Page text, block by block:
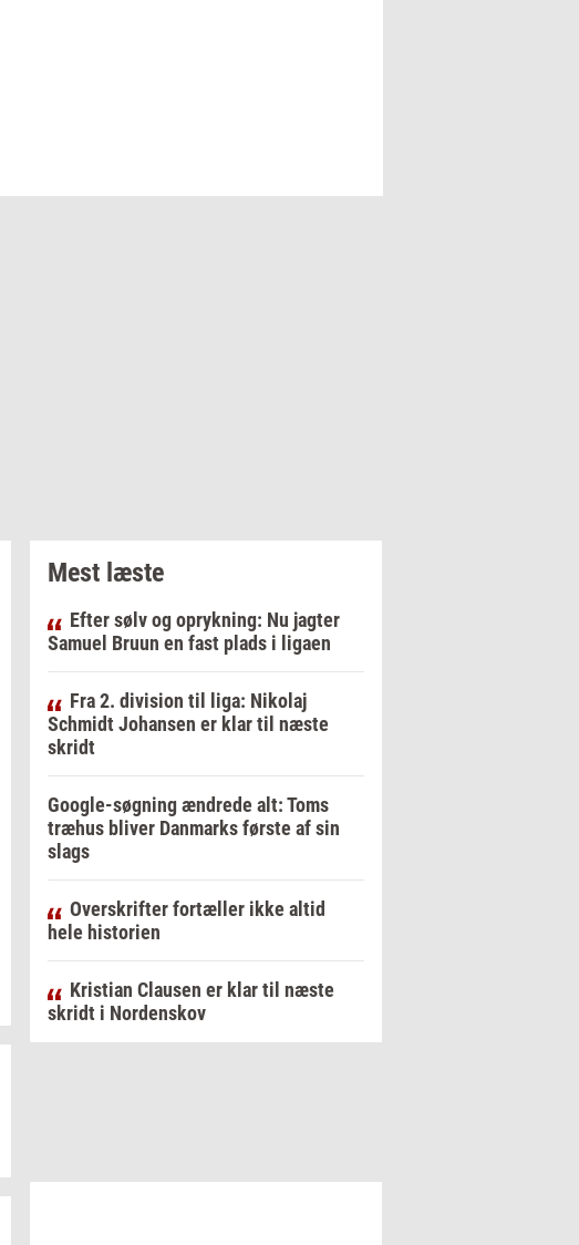
Mest læste
Efter sølv og oprykning: Nu jagter
Samuel Bruun en fast plads i ligaen
Fra 2. division til liga: Nikolaj
Schmidt Johansen er klar til næste
skridt
Google-søgning ændrede alt: Toms
træhus bliver Danmarks første af sin
slags
Overskrifter fortæller ikke altid
hele historien
Kristian Clausen er klar til næste
skridt i Nordenskov